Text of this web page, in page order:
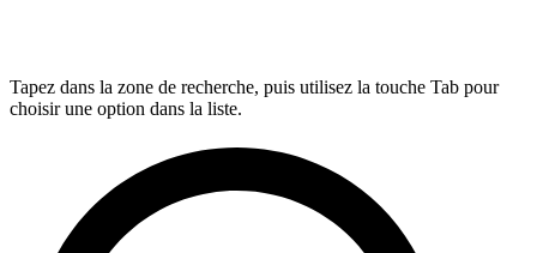
Tapez dans la zone de recherche, puis utilisez la touche Tab pour
choisir une option dans la liste.